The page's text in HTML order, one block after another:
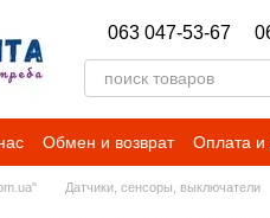
063 047-53-67
Обмен и возврат Оплата и
обязательства
Датчики, сенсоры, выключатели